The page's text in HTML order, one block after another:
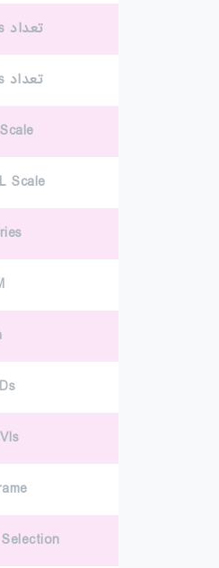
تعداد IPv4 Routes
تعداد IPv6 Routes
Scale